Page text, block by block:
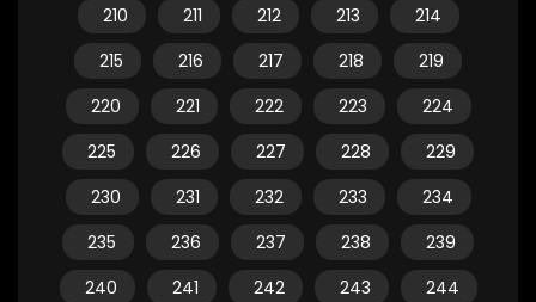
210
211 212 213
214
215
216 217 218
219
220
221 222 223
224
225
226 227 228
229
230
231 232 233
234
235
236 237 238
239
240
241 242 243
244